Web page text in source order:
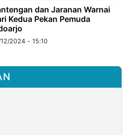
dan Jaranan Warnai
Kedua Pekan Pemuda
2024 - 15:10